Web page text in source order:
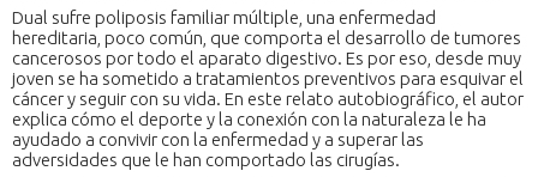
Dual sufre poliposis familiar múltiple, una enfermedad
hereditaria, poco común, que comporta el desarrollo de tumores
cancerosos por todo el aparato digestivo. Es por eso, desde muy
joven se ha sometido a tratamientos preventivos para esquivar el
cáncer y seguir con su vida. En este relato autobiográfico, el autor
explica cómo el deporte y la conexión con la naturaleza le ha
ayudado a convivir con la enfermedad y a superar las
adversidades que le han comportado las cirugías.